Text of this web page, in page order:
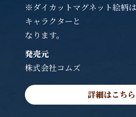
※ダイカットマグネット絵柄
キャラクターと
なります。
発売元
株式会社コムズ
詳細はこちら